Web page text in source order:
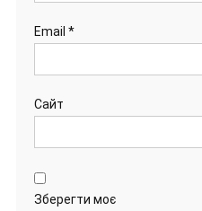
Email *
Сайт
Зберегти моє